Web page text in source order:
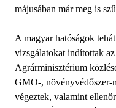
májusában már meg is
A magyar hatóságok
vizsgálatokat indítottak
Agrárminisztérium
GMO-, növényvédőszer-
végeztek, valamint